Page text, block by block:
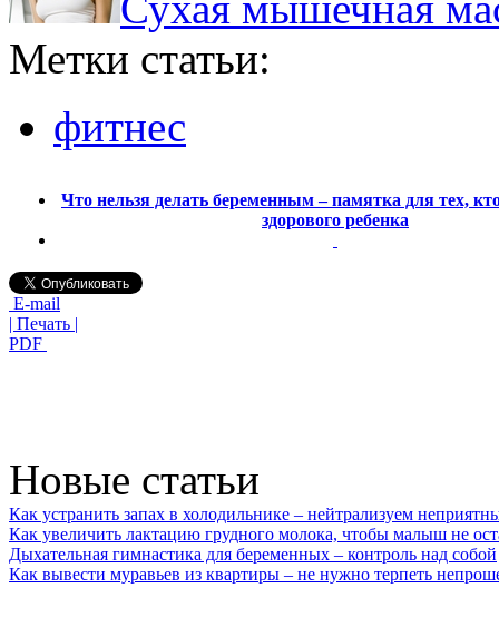
Метки статьи:
фитнес
Что нельзя делать беременным – памятка для тех,
здорового ребенка
E-mail
| Печать |
PDF
Новые статьи
Как устранить запах в холодильнике – нейтрализуем
Как увеличить лактацию грудного молока, чтобы малыш не
Дыхательная гимнастика для беременных – контроль над собой
Как вывести муравьев из квартиры – не нужно терпеть